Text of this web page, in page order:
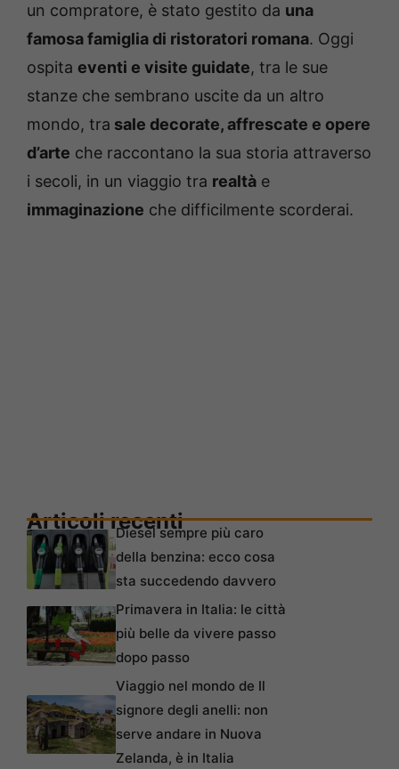
un compratore, è stato gestito da una
famosa famiglia di ristoratori romana. Oggi
ospita eventi e visite guidate, tra le sue
stanze che sembrano uscite da un altro
mondo, tra sale decorate, affrescate e opere
d’arte che raccontano la sua storia attraverso
i secoli, in un viaggio tra realtà e
immaginazione che difficilmente scorderai.
Articoli recentiDiesel sempre più caro
della benzina: ecco cosa
sta succedendo davvero
Primavera in Italia: le città
più belle da vivere passo
dopo passo
Viaggio nel mondo de Il
signore degli anelli: non
serve andare in Nuova
Zelanda, è in Italia